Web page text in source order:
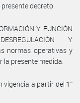
decreto.
Y FUNCIÓN
Y
normas operativas y
presente medida.
vigencia a partir del 1°